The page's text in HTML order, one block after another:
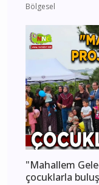
Bölgesel
"Mahallem
çocuklarla